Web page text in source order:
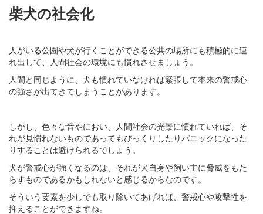
柴犬の社会化
人がいる公園や犬が行くことができる公共の場所にも積極的に連
れ出して、人間社会の環境にも慣れさせましょう。
人間と同じように、犬も慣れていなければ緊張して本来の警戒心
の強さが出てきてしまうことがあります。
しかし、色々な音やにおい、人間社会の光景に慣れていれば、そ
れが見慣れないものであってもびっくりしたりパニックになった
りすることは避けられるでしょう。
犬が警戒心が強くなるのは、それが犬自身や飼い主に脅威をもた
らすものであるかもしれないと感じるからなのです。
そういう要素を少しでも取り除いてあげれば、警戒心や攻撃性を
抑えることができますね。